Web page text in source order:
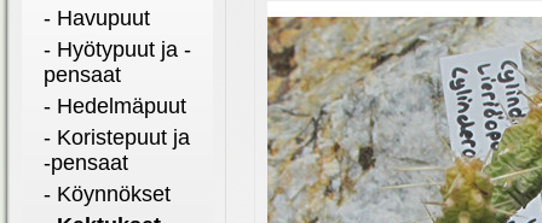
- Havupuut
- Hyötypuut ja -
pensaat
- Hedelmäpuut
- Koristepuut ja
-pensaat
- Köynnökset